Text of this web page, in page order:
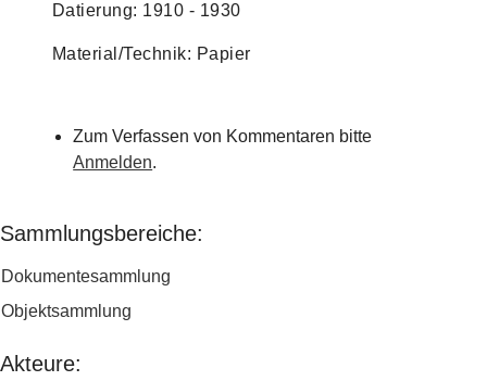
Datierung: 1910 - 1930
Material/Technik: Papier
Zum Verfassen von Kommentaren bitte
Anmelden.
Sammlungsbereiche:
Dokumentesammlung
Objektsammlung
Akteure: